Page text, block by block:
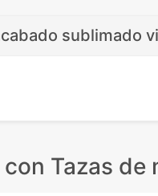
sublimado
con Tazas de